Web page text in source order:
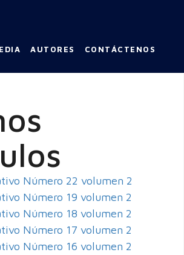
AUTORES CONTÁCTENOS
Número 22 volumen 2
Número 19 volumen 2
Número 18 volumen 2
Número 17 volumen 2
Número 16 volumen 2